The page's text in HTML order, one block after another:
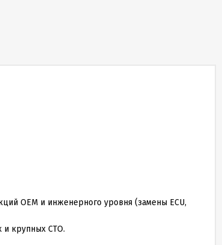
OEM и инженерного уровня (замены ECU,
и крупных СТО.